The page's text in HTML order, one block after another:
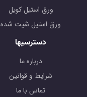
ورق استیل کویل
ورق استیل شیت شده
دسترسیها
درباره ما
شرایط و قوانین
تماس با ما